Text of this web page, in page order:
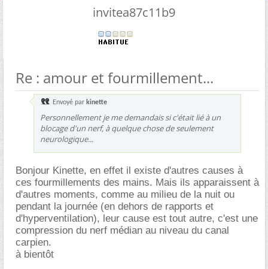
invitea87c11b9
Re : amour et fourmillement...
Envoyé par kinette
Personnellement je me demandais si c'était lié à un
blocage d'un nerf, à quelque chose de seulement
neurologique...
Bonjour Kinette, en effet il existe d'autres causes à
ces fourmillements des mains. Mais ils apparaissent à
d'autres moments, comme au milieu de la nuit ou
pendant la journée (en dehors de rapports et
d'hyperventilation), leur cause est tout autre, c'est une
compression du nerf médian au niveau du canal
carpien.
à bientôt